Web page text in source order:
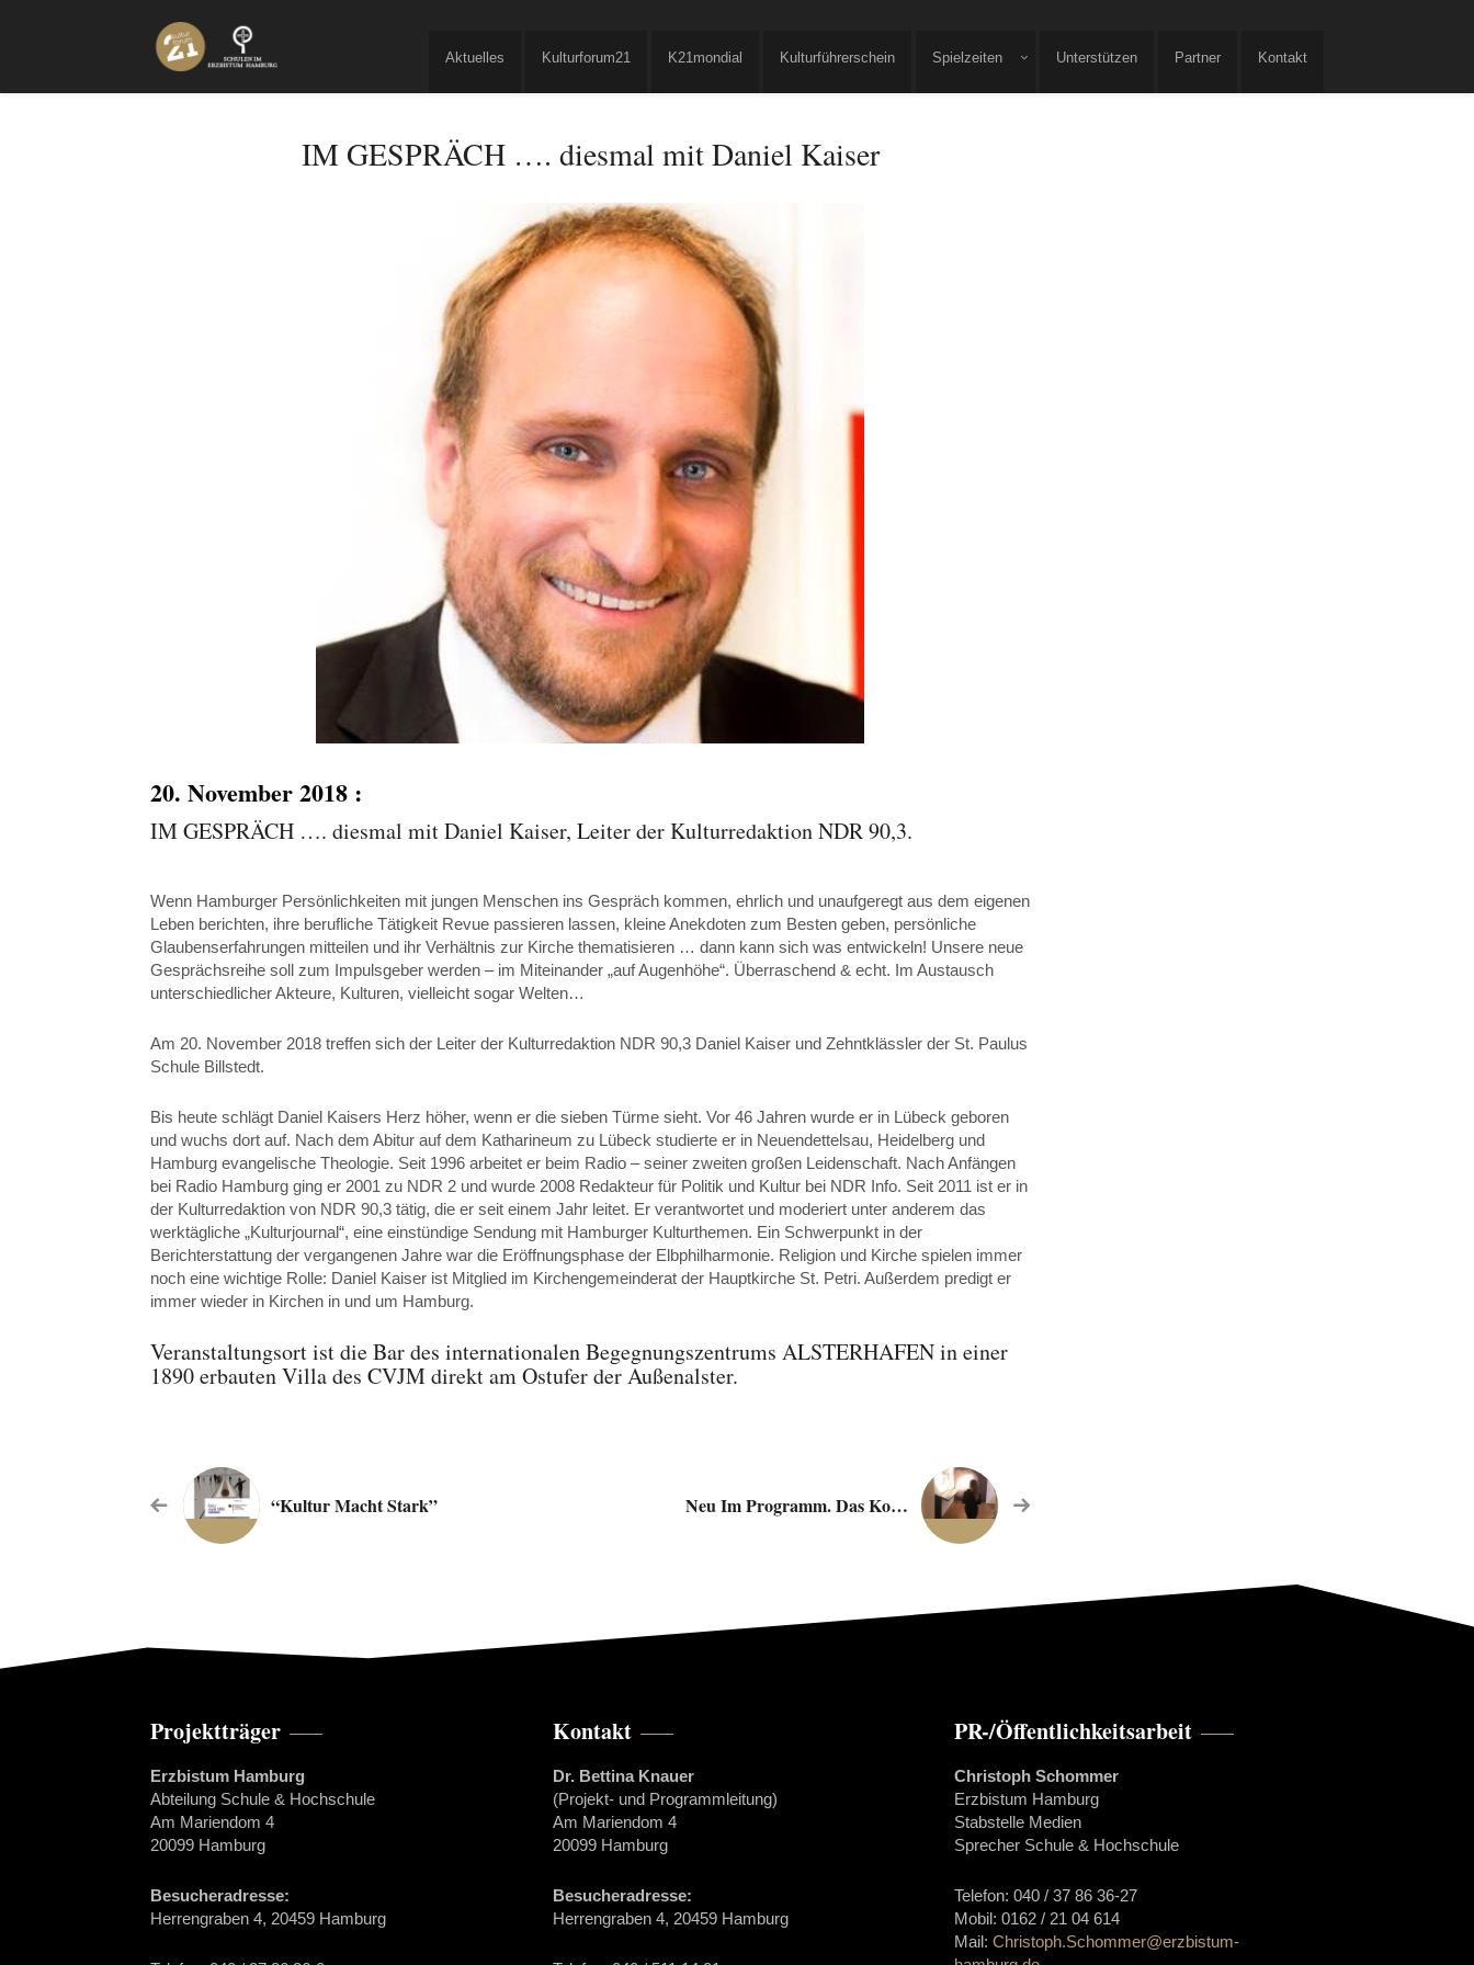
Aktuelles Kulturforum21 K21mondial Kulturführerschein Spielzeiten Unterstützen Partner Kontakt
IM GESPRÄCH …. diesmal mit Daniel Kaiser
20. November 2018 :
IM GESPRÄCH …. diesmal mit Daniel Kaiser, Leiter der Kulturredaktion NDR 90,3.
Wenn Hamburger Persönlichkeiten mit jungen Menschen ins Gespräch kommen, ehrlich und unaufgeregt aus dem eigenen
Leben berichten, ihre berufliche Tätigkeit Revue passieren lassen, kleine Anekdoten zum Besten geben, persönliche
Glaubenserfahrungen mitteilen und ihr Verhältnis zur Kirche thematisieren … dann kann sich was entwickeln! Unsere neue
Gesprächsreihe soll zum Impulsgeber werden – im Miteinander „auf Augenhöhe“. Überraschend & echt. Im Austausch
unterschiedlicher Akteure, Kulturen, vielleicht sogar Welten…
Am 20. November 2018 treffen sich der Leiter der Kulturredaktion NDR 90,3 Daniel Kaiser und Zehntklässler der St. Paulus
Schule Billstedt.
Bis heute schlägt Daniel Kaisers Herz höher, wenn er die sieben Türme sieht. Vor 46 Jahren wurde er in Lübeck geboren
und wuchs dort auf. Nach dem Abitur auf dem Katharineum zu Lübeck studierte er in Neuendettelsau, Heidelberg und
Hamburg evangelische Theologie. Seit 1996 arbeitet er beim Radio – seiner zweiten großen Leidenschaft. Nach Anfängen
bei Radio Hamburg ging er 2001 zu NDR 2 und wurde 2008 Redakteur für Politik und Kultur bei NDR Info. Seit 2011 ist er in
der Kulturredaktion von NDR 90,3 tätig, die er seit einem Jahr leitet. Er verantwortet und moderiert unter anderem das
werktägliche „Kulturjournal“, eine einstündige Sendung mit Hamburger Kulturthemen. Ein Schwerpunkt in der
Berichterstattung der vergangenen Jahre war die Eröffnungsphase der Elbphilharmonie. Religion und Kirche spielen immer
noch eine wichtige Rolle: Daniel Kaiser ist Mitglied im Kirchengemeinderat der Hauptkirche St. Petri. Außerdem predigt er
immer wieder in Kirchen in und um Hamburg.
Veranstaltungsort ist die Bar des internationalen Begegnungszentrums ALSTERHAFEN in einer
1890 erbauten Villa des CVJM direkt am Ostufer der Außenalster.
“Kultur Macht Stark” Neu Im Programm. Das Komponistenquartier.
Projektträger
Erzbistum Hamburg
Abteilung Schule & Hochschule
Am Mariendom 4
20099 Hamburg
Besucheradresse:
Herrengraben 4, 20459 Hamburg
Kontakt
Dr. Bettina Knauer
(Projekt- und Programmleitung)
Am Mariendom 4
20099 Hamburg
Besucheradresse:
Herrengraben 4, 20459 Hamburg
PR-/Öffentlichkeitsarbeit
Christoph Schommer
Erzbistum Hamburg
Stabstelle Medien
Sprecher Schule & Hochschule
Telefon: 040 / 37 86 36-27
Mobil: 0162 / 21 04 614
Mail:Christoph.Schommer@erzbistum-